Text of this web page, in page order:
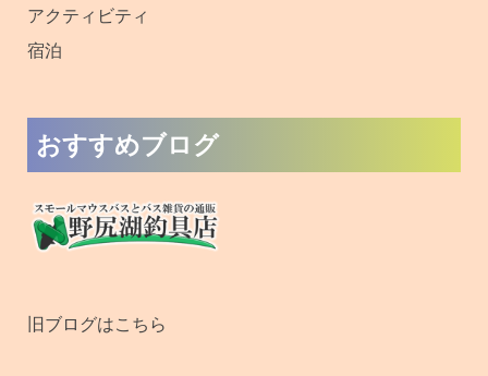
アクティビティ
宿泊
おすすめブログ
旧ブログはこちら